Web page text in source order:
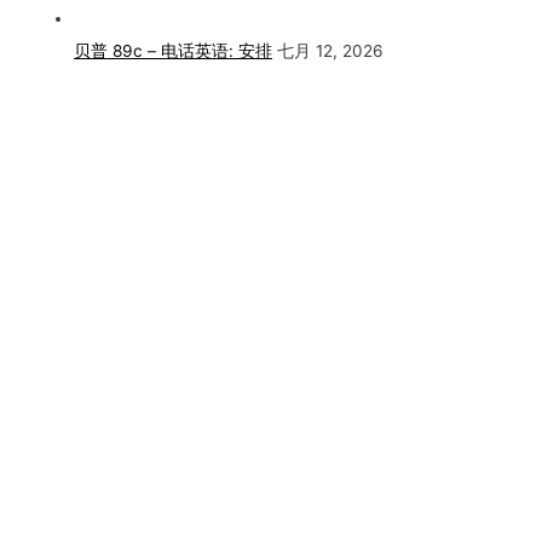
贝普 89c – 电话英语: 安排 七月 12, 2026